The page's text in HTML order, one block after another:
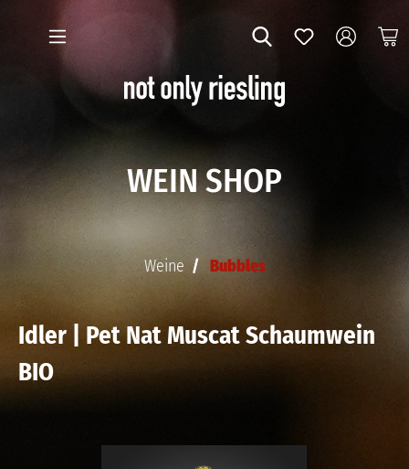
WEIN SHOP
Weine Bubbles
Idler | Pet Nat Muscat Schaumwein
BIO